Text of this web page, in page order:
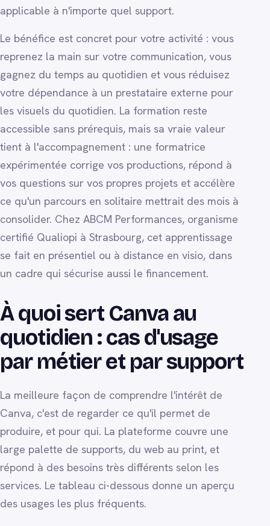
applicable à n'importe quel support.
Le bénéfice est concret pour votre activité : vous
reprenez la main sur votre communication, vous
gagnez du temps au quotidien et vous réduisez
votre dépendance à un prestataire externe pour
les visuels du quotidien. La formation reste
accessible sans prérequis, mais sa vraie valeur
tient à l'accompagnement : une formatrice
expérimentée corrige vos productions, répond à
vos questions sur vos propres projets et accélère
ce qu'un parcours en solitaire mettrait des mois à
consolider. Chez ABCM Performances, organisme
certifié Qualiopi à Strasbourg, cet apprentissage
se fait en présentiel ou à distance en visio, dans
un cadre qui sécurise aussi le financement.
À quoi sert Canva au
quotidien : cas d'usage
par métier et par support
La meilleure façon de comprendre l'intérêt de
Canva, c'est de regarder ce qu'il permet de
produire, et pour qui. La plateforme couvre une
large palette de supports, du web au print, et
répond à des besoins très différents selon les
services. Le tableau ci-dessous donne un aperçu
des usages les plus fréquents.